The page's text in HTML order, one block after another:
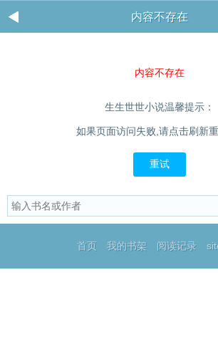
内容不存在
内容不存在
生生世世小说温馨提示：
如果页面访问失败,请点击刷新重
重试
首页 我的书架 阅读记录